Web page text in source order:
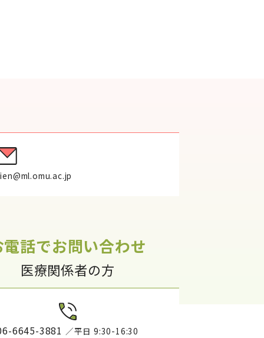
電話でお問い合わせ
医療関係者の方
6645-3881 ／平日 9:30-16:30